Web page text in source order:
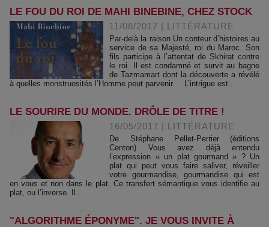
LE FOU DU ROI DE MAHI BINEBINE, CHEZ STOCK
11/08/2017 | LITTÉRATURE
Par-delà la raison Un conteur d’histoires au
service de sa Majesté, roi du Maroc. Son
fils participe à l’attentat de Skhirat contre
le roi. Il est condamné et survit au bagne
de Tazmamart dont la découverte a révélé
à quelles monstruosités l’Homme peut parvenir. L’intrigue est...
LE SOURIRE DU MONDE. DRÔLE DE TITRE !
16/05/2017 | LITTÉRATURE
De Stéphane Pellet-Perrier (éditions
Centon) Vous avez déjà entendu
l’expression « un plat gourmand » ? Un
plat qui peut vous faire saliver, réveiller
votre gourmandise, gourmandise qui est
en vous et non dans le plat. Ce transfert sémantique vous identifie au
plat, ou l’inverse. Il...
"ALGORITHME ÉPONYME". JE VOUS INVITE À